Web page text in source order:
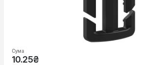
Сума
10.25₴